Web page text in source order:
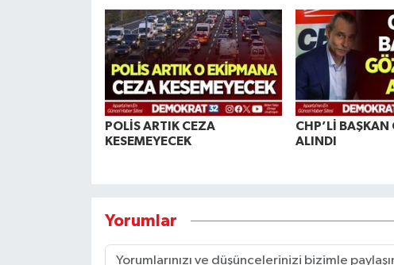
POLİS ARTIK CEZA
KESEMEYECEK
CHP’Lİ
ALINDI
Yorumlar